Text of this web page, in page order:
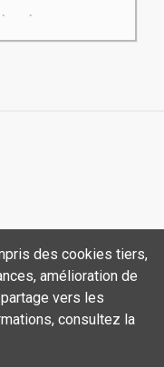
des cookies tiers,
amélioration de
vers les
consultez la